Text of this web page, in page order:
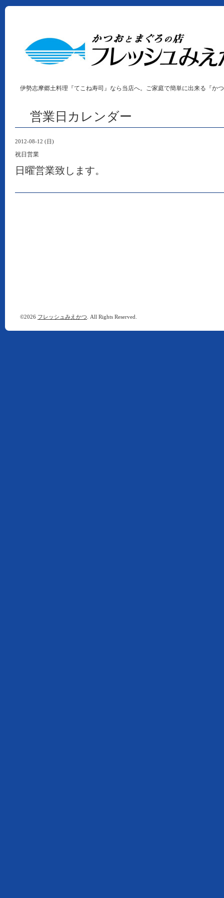
伊勢志摩郷土料理『てこね寿司』なら当店へ。ご家庭で簡単に出来る『か
営業日カレンダー
2012-08-12 (日)
祝日営業
日曜営業致します。
©2026 フレッシュみえかつ . All Rights Reserved.